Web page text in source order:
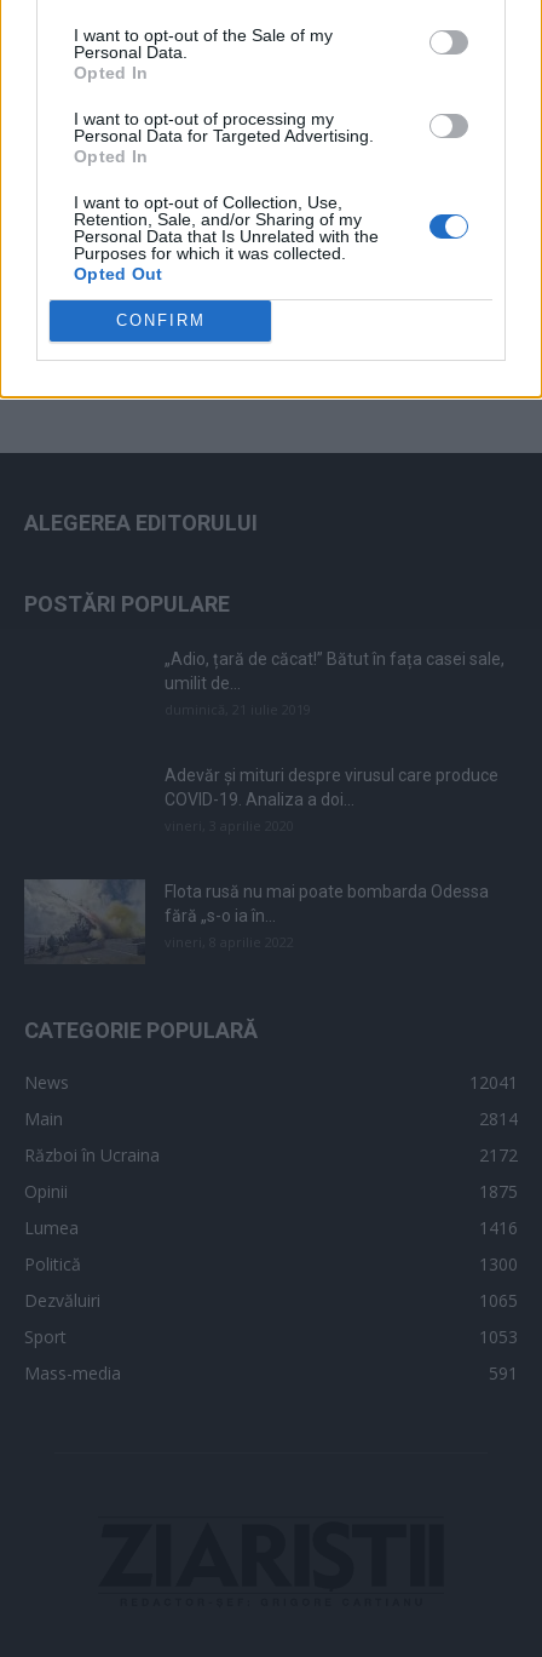
I want to opt-out of the Sale of my
Personal Data.
Opted In
I want to opt-out of processing my
Personal Data for Targeted Advertising.
Opted In
I want to opt-out of Collection, Use,
Retention, Sale, and/or Sharing of my
Personal Data that Is Unrelated with the
Purposes for which it was collected.
Opted Out
CONFIRM
Arhiva sondajelor
ad
ALEGEREA EDITORULUI
POSTĂRI POPULARE
„Adio, țară de căcat!” Bătut în fața casei sale,
umilit de...
Adevăr și mituri despre virusul care produce
COVID-19. Analiza a doi...
Flota rusă nu mai poate bombarda Odessa
fără „s-o ia în...
CATEGORIE POPULARĂ
News
12041
Main
2814
Război în Ucraina
2172
Opinii
1875
Lumea
1416
Politică
1300
Dezvăluiri
1065
Sport
1053
Mass-media
591